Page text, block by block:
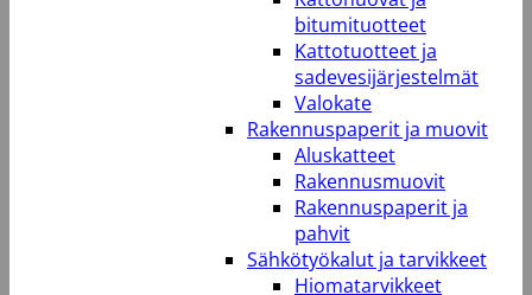
bitumituotteet
Kattotuotteet ja
sadevesijärjestelmät
Valokate
Rakennuspaperit ja muovit
Aluskatteet
Rakennusmuovit
Rakennuspaperit ja
pahvit
Sähkötyökalut ja tarvikkeet
Hiomatarvikkeet